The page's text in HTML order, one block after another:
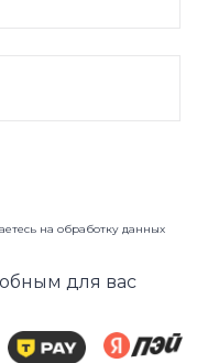
на обработку данных
для вас